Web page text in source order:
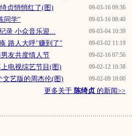
09-03-16 09:36
贞悄悄红了(图)
09-03-16 08:40
同学"
09-03-04 10:39
录 小众音乐迎...
09-03-02 11:19
路人大呼"赚到了"
09-02-16 07:56
友共度情人节
09-02-12 10:38
电视综艺节目(图)
09-02-09 10:00
文艺版的周杰伦(图)
更多关于 陈绮贞 的新闻>>